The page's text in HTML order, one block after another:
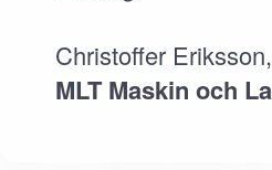
Christoffer Eriksson,
MLT Maskin och